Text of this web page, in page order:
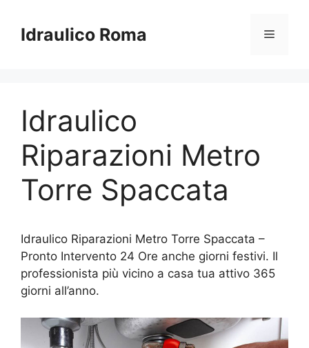
contenuto
Idraulico Roma Menu
Idraulico
Riparazioni Metro
Torre Spaccata
Idraulico Riparazioni Metro Torre Spaccata –
Pronto Intervento 24 Ore anche giorni festivi. Il
professionista più vicino a casa tua attivo 365
giorni all’anno.